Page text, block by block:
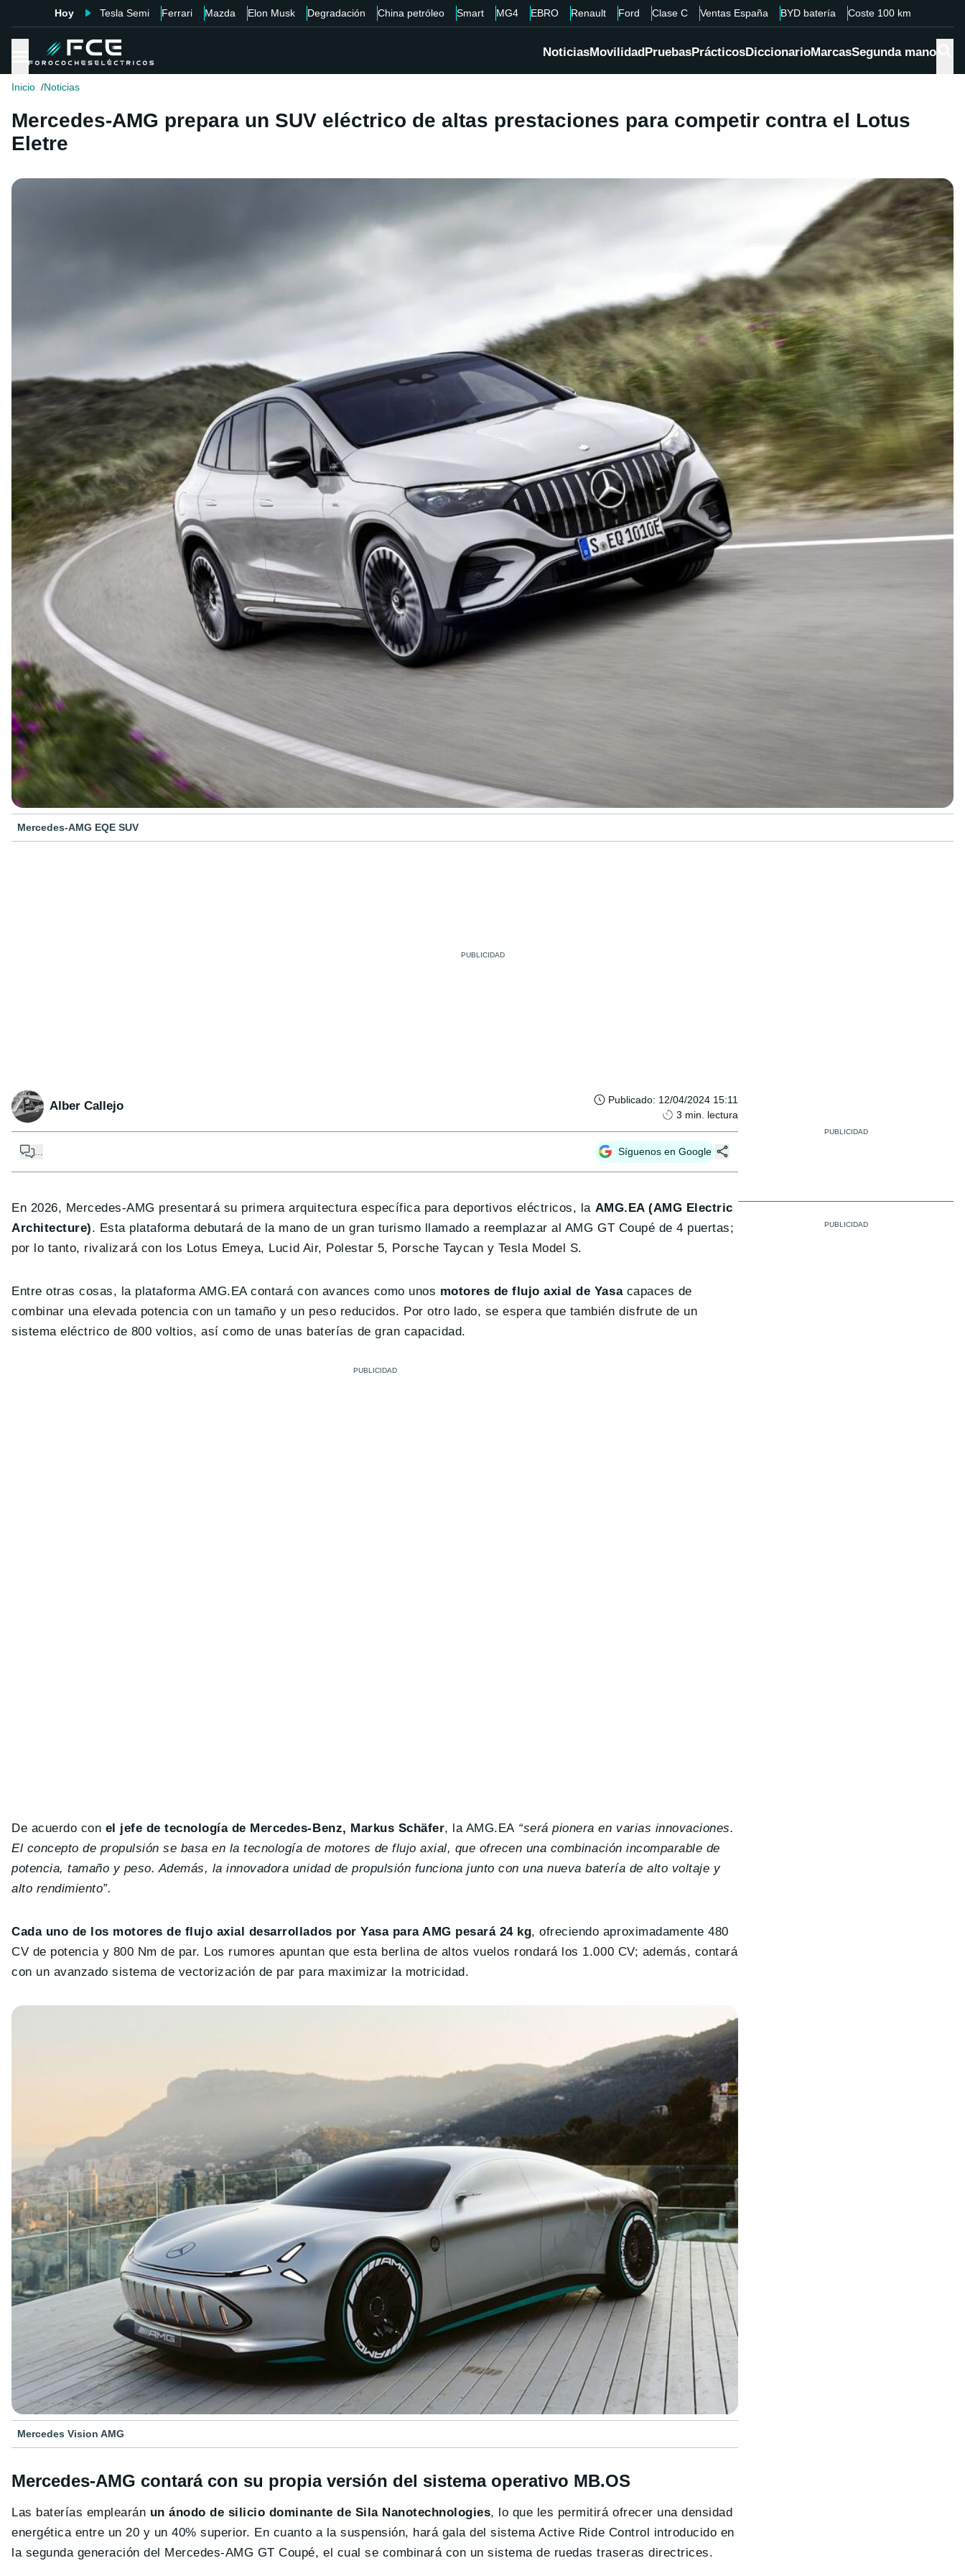
Hoy Tesla Semi Ferrari Mazda Elon Musk Degradación China petróleo Smart MG4 EBRO Renault Ford Clase C Ventas España BYD batería Coste 100 km
NoticiasMovilidadPruebasPrácticosDiccionarioMarcasSegunda mano
Inicio Noticias
Mercedes-AMG prepara un SUV eléctrico de altas prestaciones para competir contra el Lotus
Eletre
Mercedes-AMG EQE SUV
Alber Callejo Publicado: 12/04/2024 15:11
3 min. lectura
Síguenos en Google
En 2026, Mercedes-AMG presentará su primera arquitectura específica para deportivos eléctricos, la AMG.EA (AMG Electric
Architecture). Esta plataforma debutará de la mano de un gran turismo llamado a reemplazar al AMG GT Coupé de 4 puertas;
por lo tanto, rivalizará con los Lotus Emeya, Lucid Air, Polestar 5, Porsche Taycan y Tesla Model S.
Entre otras cosas, la plataforma AMG.EA contará con avances como unos motores de flujo axial de Yasacapaces de
combinar una elevada potencia con un tamaño y un peso reducidos. Por otro lado, se espera que también disfrute de un
sistema eléctrico de 800 voltios, así como de unas baterías de gran capacidad.
De acuerdo con el jefe de tecnología de Mercedes-Benz, Markus Schäfer, la AMG.EA “será pionera en varias innovaciones.
El concepto de propulsión se basa en la tecnología de motores de flujo axial, que ofrecen una combinación incomparable de
potencia, tamaño y peso. Además, la innovadora unidad de propulsión funciona junto con una nueva batería de alto voltaje y
alto rendimiento”.
Cada uno de los motores de flujo axial desarrollados por Yasa para AMG pesará 24 kg, ofreciendo aproximadamente 480
CV de potencia y 800 Nm de par. Los rumores apuntan que esta berlina de altos vuelos rondará los 1.000 CV; además, contará
con un avanzado sistema de vectorización de par para maximizar la motricidad.
Mercedes Vision AMG
Mercedes-AMG contará con su propia versión del sistema operativo MB.OS
Las baterías emplearán un ánodo de silicio dominante de Sila Nanotechnologies, lo que les permitirá ofrecer una densidad
energética entre un 20 y un 40% superior. En cuanto a la suspensión, hará gala del sistema Active Ride Control introducido en
la segunda generación del Mercedes-AMG GT Coupé, el cual se combinará con un sistema de ruedas traseras directrices.